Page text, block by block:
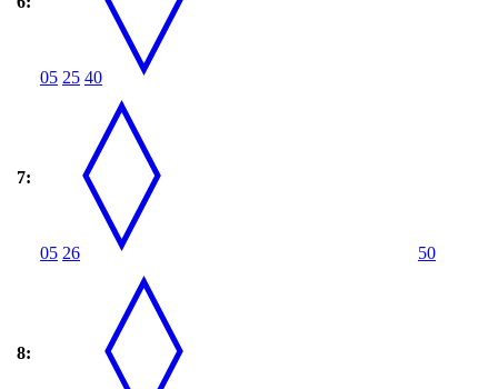
05 25 40
7:
05 26 50
8: